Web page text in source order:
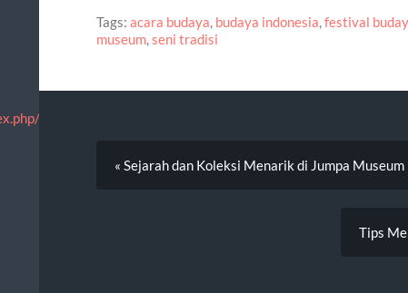
nosotros/informacion.html
Tags: acara budaya, budaya indonesia,festival
museum,seni tradisi
« Sejarah dan Koleksi Menarik di Jumpa Museum
Tips